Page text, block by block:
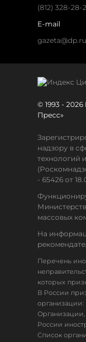
(812) 328-28-
E-mail
gazeta@dp.ru
© 1993 -
Пресс»
надзору в
технологий
- 65426 от
массовых
На
Перечень
которых
В России
организации:
России
Список